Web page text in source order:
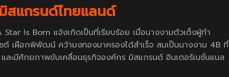
สแกรนด์ไทยแลนด์
Is Born แจ้งเกิดเป็นที่เรียบร้อย เมื่อนางงามตัวเต็งผู้ทำ
เผือกพิพัฒน์ คว้ามงทองมาครองได้สำเร็จ สมเป็นนางงาม 4B ที่
ะมีศักยภาพขับเคลื่อนธุรกิจองค์กร มิสแกรนด์ อินเตอร์เนชั่นแนล